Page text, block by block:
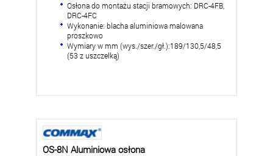
Osłona do montażu stacji bramowych: DRC-4FB,
DRC-4FC
Wykonanie: blacha aluminiowa malowana
proszkowo
Wymiary w mm (wys./szer./gł.):189/130,5/48,5
(53 z uszczelką)
OS-8N Aluminiowa osłona